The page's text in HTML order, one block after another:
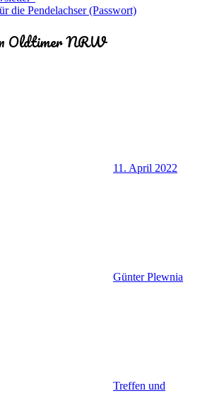
die Pendelachser (Passwort)
Oldtimer NRW
11. April 2022
Günter Plewnia
Treffen und